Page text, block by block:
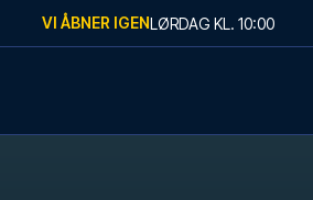
VI ÅBNER IGENLØRDAG KL. 10:00